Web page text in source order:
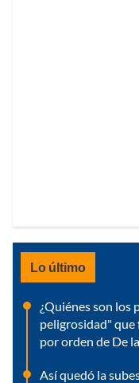
Lo último
¿Quiénes son los
peligrosidad"
por orden de De
Así quedó la